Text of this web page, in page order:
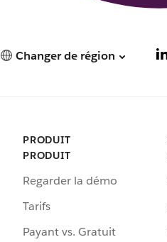
Changer de région
PRODUIT
PRODUIT
Regarder la démo
Tarifs
Payant vs. Gratuit